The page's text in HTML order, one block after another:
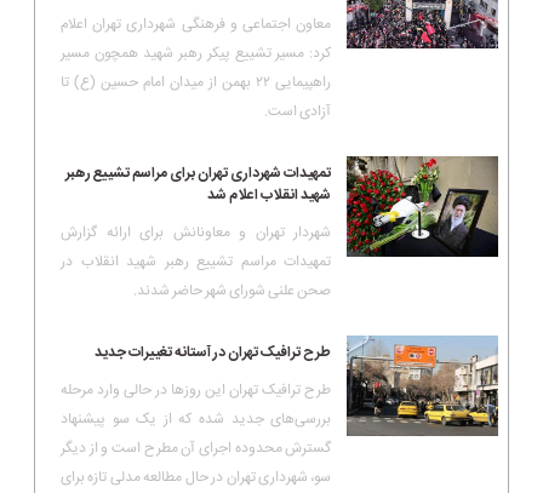
معاون اجتماعی و فرهنگی شهرداری تهران اعلام
کرد: مسیر تشییع پیکر رهبر شهید همچون مسیر
راهپیمایی ۲۲ بهمن از میدان امام حسین (ع) تا
آزادی است.
تمهیدات شهرداری تهران برای مراسم تشییع رهبر
شهید انقلاب اعلام شد
شهردار تهران و معاونانش برای ارائه گزارش
تمهیدات مراسم تشییع رهبر شهید انقلاب در
صحن علنی شورای شهر حاضر شدند.
طرح ترافیک تهران در آستانه تغییرات جدید
طرح ترافیک تهران این روزها در حالی وارد مرحله
بررسی‌های جدید شده که از یک سو پیشنهاد
گسترش محدوده اجرای آن مطرح است و از دیگر
سو، شهرداری تهران در حال مطالعه مدلی تازه برای